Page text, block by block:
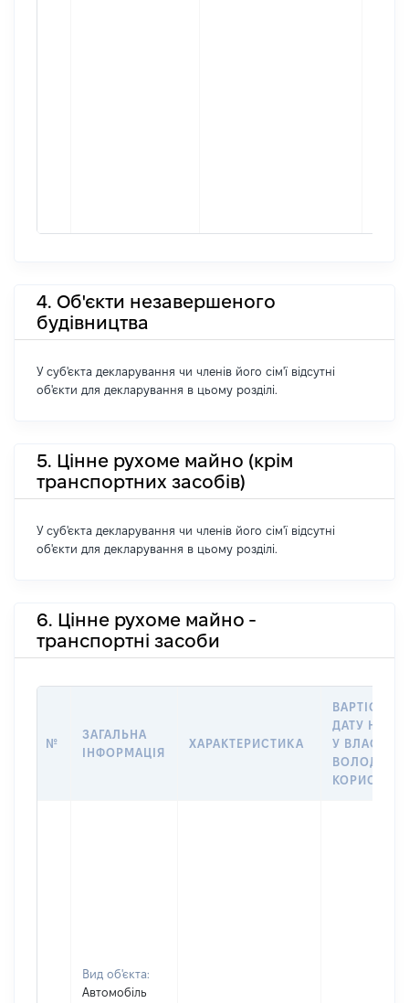
4. Об'єкти незавершеного
будівництва
У суб'єкта декларування чи членів його сім'ї відсутні
об'єкти для декларування в цьому розділі.
5. Цінне рухоме майно (крім
транспортних засобів)
У суб'єкта декларування чи членів його сім'ї відсутні
об'єкти для декларування в цьому розділі.
6. Цінне рухоме майно -
транспортні засоби
№
ЗАГАЛЬНА
ІНФОРМАЦІЯ
ХАРАКТЕРИСТИКА
ВАРТІСТЬ
ДАТУ
У
Вид об'єкта:
Автомобіль